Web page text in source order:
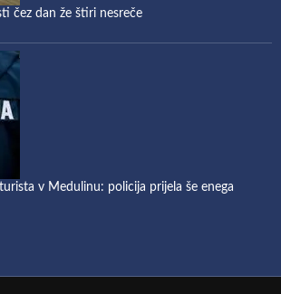
čez dan že štiri nesreče
v Medulinu: policija prijela še enega